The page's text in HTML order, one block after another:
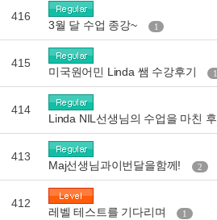
416
3월 달 수업 종강~ 1
415
미국원어민 Linda 쌤 수강후기 1
414
Linda NIL선생님의 수업을 마친 후
413
Maj선생님과이번달을함께! 2
412
레벨 테스트를 기다리며 1